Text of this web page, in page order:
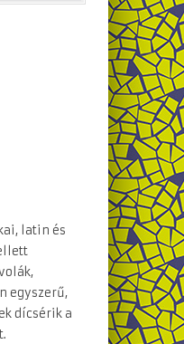
latin és
egyszerű,
dícsérik a